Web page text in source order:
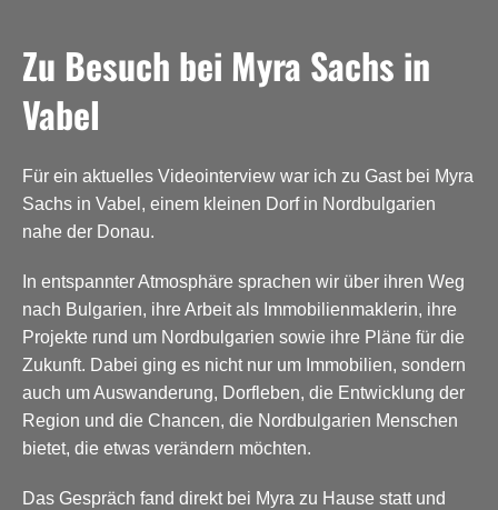
Zu Besuch bei Myra Sachs in
Vabel
Für ein aktuelles Videointerview war ich zu Gast bei Myra
Sachs in Vabel, einem kleinen Dorf in Nordbulgarien
nahe der Donau.
In entspannter Atmosphäre sprachen wir über ihren Weg
nach Bulgarien, ihre Arbeit als Immobilienmaklerin, ihre
Projekte rund um Nordbulgarien sowie ihre Pläne für die
Zukunft. Dabei ging es nicht nur um Immobilien, sondern
auch um Auswanderung, Dorfleben, die Entwicklung der
Region und die Chancen, die Nordbulgarien Menschen
bietet, die etwas verändern möchten.
Das Gespräch fand direkt bei Myra zu Hause statt und